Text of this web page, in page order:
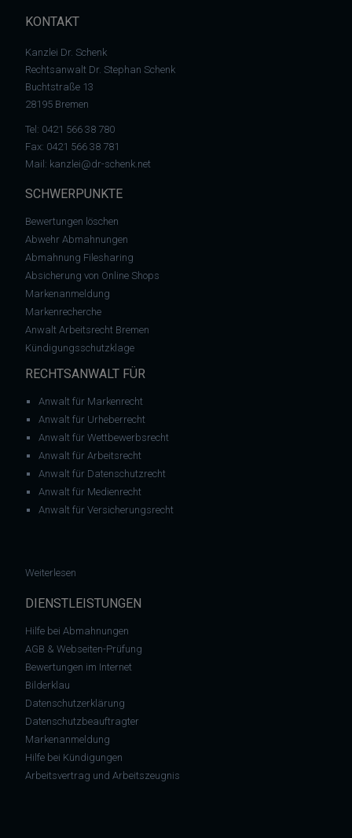
KONTAKT
Kanzlei Dr. Schenk
Rechtsanwalt Dr. Stephan Schenk
Buchtstraße 13
28195 Bremen
Tel: 0421 566 38 780
Fax: 0421 566 38 781
Mail: kanzlei@dr-schenk.net
SCHWERPUNKTE
Bewertungen löschen
Abwehr Abmahnungen
Abmahnung Filesharing
Absicherung von Online Shops
Markenanmeldung
Markenrecherche
Anwalt Arbeitsrecht Bremen
Kündigungsschutzklage
RECHTSANWALT FÜR
Anwalt für Markenrecht
Anwalt für Urheberrecht
Anwalt für Wettbewerbsrecht
Anwalt für Arbeitsrecht
Anwalt für Datenschutzrecht
Anwalt für Medienrecht
Anwalt für Versicherungsrecht
Weiterlesen
DIENSTLEISTUNGEN
Hilfe bei Abmahnungen
AGB & Webseiten-Prüfung
Bewertungen im Internet
Bilderklau
Datenschutzerklärung
Datenschutzbeauftragter
Markenanmeldung
Hilfe bei Kündigungen
Arbeitsvertrag und Arbeitszeugnis